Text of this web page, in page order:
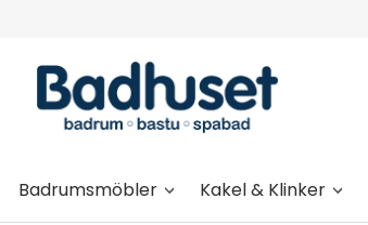
Badrumsmöbler Kakel & Klinker